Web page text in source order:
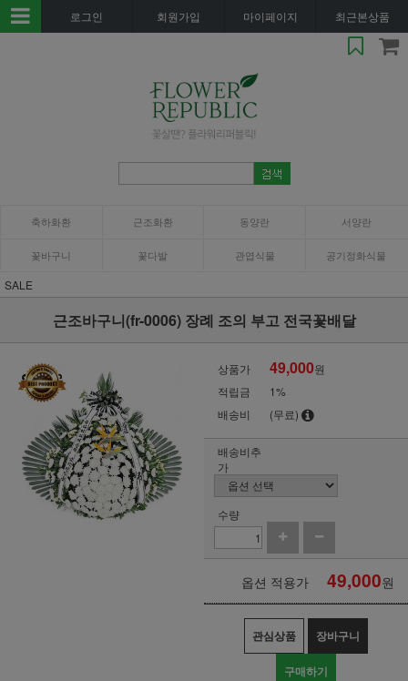
로그인 회원가입 마이페이지 최근본상품
축하화환 근조화환 동양란 서양란
꽃바구니 꽃다발 관엽식물 공기정화식물
SALE
근조바구니(fr-0006) 장례 조의 부고 전국꽃배달
상품가 49,000원
적립금
1%
배송비
(무료)
배송비추
가
수량
옵션 적용가 49,000원
관심상품 장바구니
구매하기